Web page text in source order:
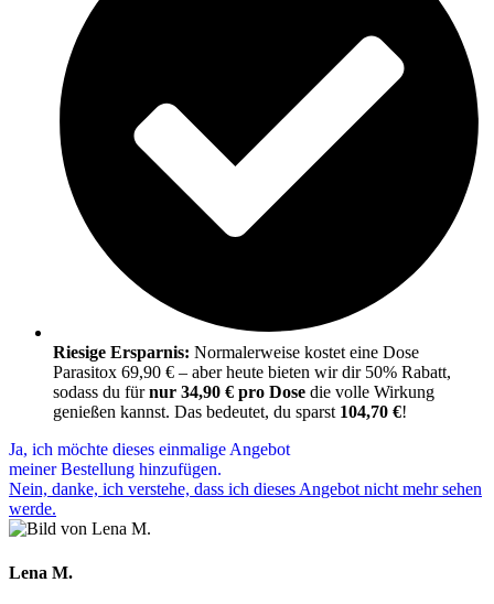
Riesige Ersparnis: Normalerweise kostet eine Dose
Parasitox 69,90 € – aber heute bieten wir dir 50% Rabatt,
sodass du fürnur 34,90 € pro Dose die volle Wirkung
genießen kannst. Das bedeutet, du sparst 104,70 €!
Ja, ich möchte dieses einmalige Angebot
meiner Bestellung hinzufügen.
Nein, danke, ich verstehe, dass ich dieses Angebot nicht mehr sehen
werde.
Lena M.